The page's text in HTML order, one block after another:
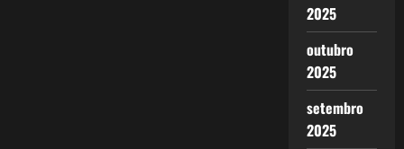
2025
outubro
2025
setembro
2025